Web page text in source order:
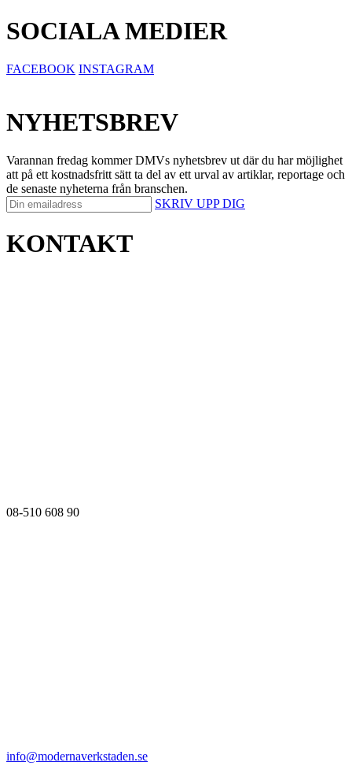
SOCIALA MEDIER
FACEBOOK INSTAGRAM
NYHETSBREV
Varannan fredag kommer DMVs nyhetsbrev ut där du har möjlighet
att på ett kostnadsfritt sätt ta del av ett urval av artiklar, reportage och
de senaste nyheterna från branschen.
SKRIV UPP DIG
KONTAKT
08-510 608 90
info@modernaverkstaden.se